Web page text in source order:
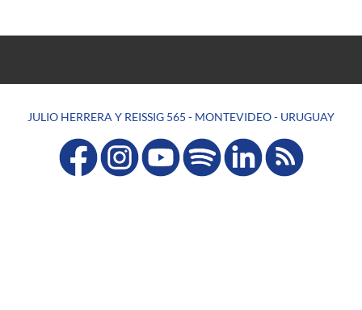
JULIO HERRERA Y REISSIG 565 - MONTEVIDEO - URUGUAY